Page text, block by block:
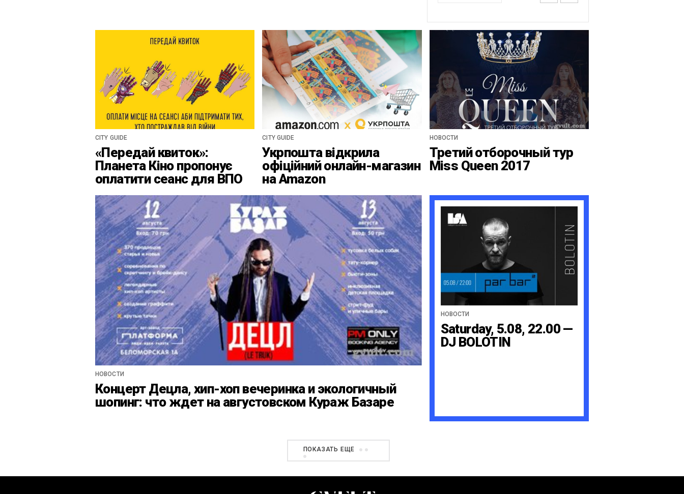
CITY GUIDE
«Передай квиток»:
Планета Кіно пропонує
оплатити сеанс для ВПО
CITY GUIDE
Укрпошта відкрила
офіційний онлайн-магазин
на Amazon
НОВОСТИ
Третий отборочный тур
Miss Queen 2017
НОВОСТИ
Концерт Децла, хип-хоп вечеринка и экологичный
шопинг: что ждет на августовском Кураж Базаре
НОВОСТИ
Saturday, 5.08, 22.00 —
DJ BOLOTIN
ПОКАЗАТЬ ЕЩЕ